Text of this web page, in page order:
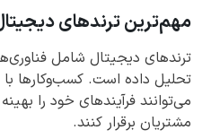
مهم‌ترین ترندهای
ترندهای دیجیتال شامل
تحلیل داده است. کسب‌وکارها با
می‌توانند فرآیندهای خود را
مشتریان برقرار کنند.